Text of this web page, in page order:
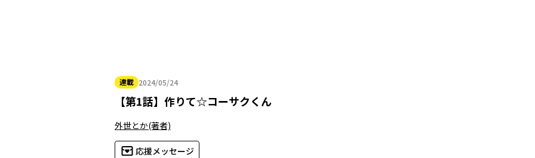
連載 2024/05/24
2024年05月24日
【第1話】 作りて☆コーサクくん
外世とか(著者)
応援メッセージ